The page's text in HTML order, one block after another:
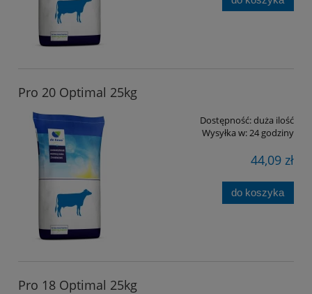
Pro 20 Optimal 25kg
Dostępność:duża ilość
Wysyłka w: 24 godziny
44,09 zł
do koszyka
Pro 18 Optimal 25kg